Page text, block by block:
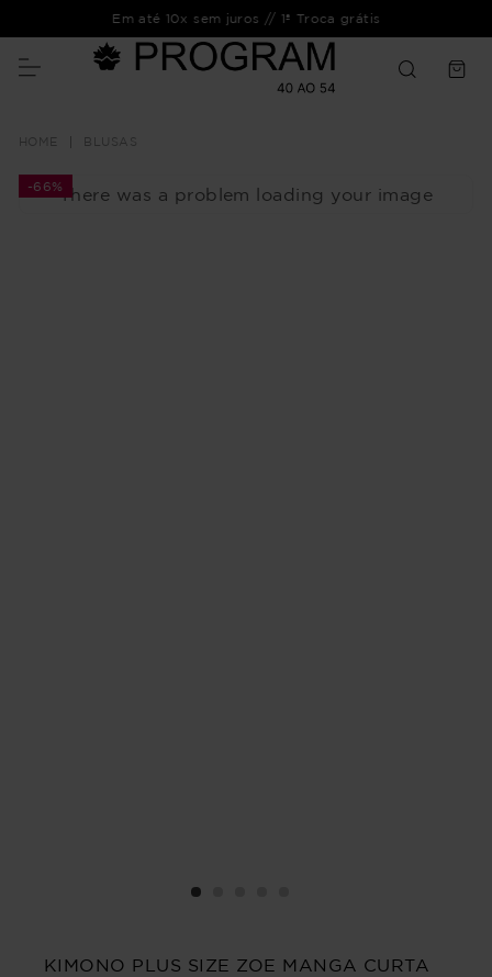
Em até 10x sem juros // 1ª Troca grátis
BLUSAS
There was a problem loading your image
-66%
KIMONO PLUS SIZE ZOE MANGA CURTA